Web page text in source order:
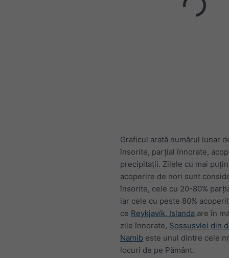
Graficul arată numărul lunar
însorite, parțial înnorate,
precipitații. Zilele cu mai
acoperire de nori sunt
însorite, cele cu 20-80%
iar cele cu peste 80%
ce Reykjavík, Islanda are în
zile înnorate, Sossusvlei din
Namib este unul dintre cele
locuri de pe Pământ.